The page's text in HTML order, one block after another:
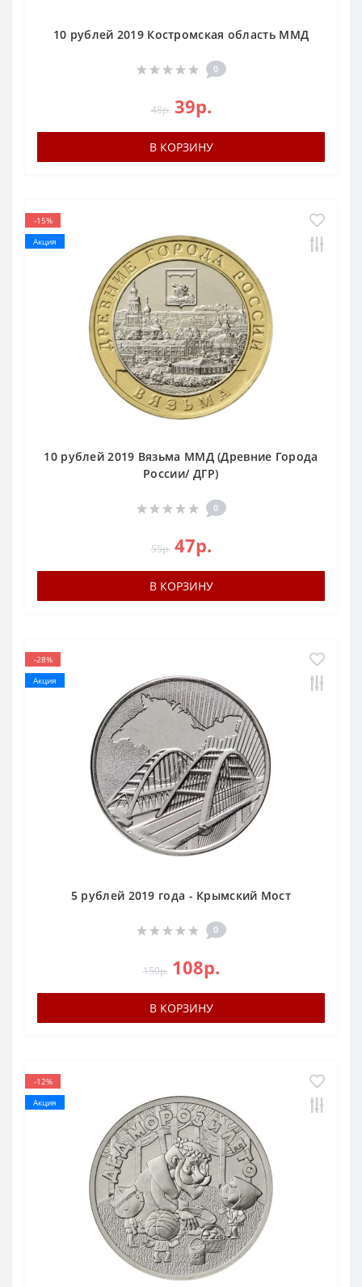
10 рублей 2019 Костромская область ММД
0
48р. 39р.
В КОРЗИНУ
-15%
Акция
10 рублей 2019 Вязьма ММД (Древние Города
России/ ДГР)
0
55р. 47р.
В КОРЗИНУ
-28%
Акция
5 рублей 2019 года - Крымский Мост
0
150р. 108р.
В КОРЗИНУ
-12%
Акция